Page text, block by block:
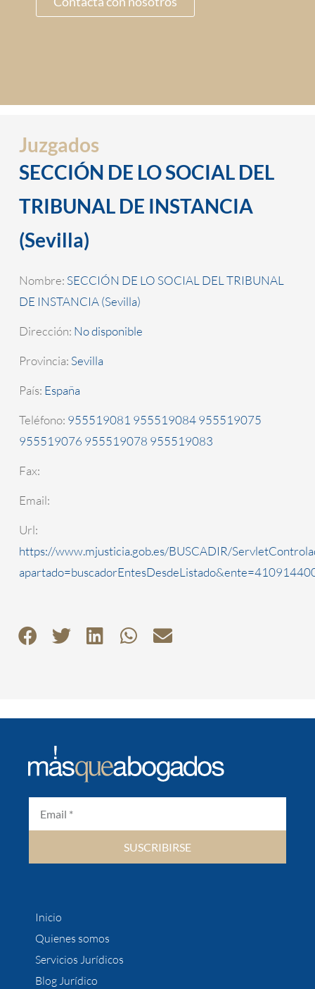
Juzgados
SECCIÓN DE LO SOCIAL DEL
TRIBUNAL DE INSTANCIA
(Sevilla)
Nombre: SECCIÓN DE LO SOCIAL DEL TRIBUNAL
DE INSTANCIA (Sevilla)
Dirección: No disponible
Provincia: Sevilla
País: España
Teléfono: 955519081 955519084 955519075
955519076 955519078 955519083
Fax:
Email:
Url:
https://www.mjusticia.gob.es/BUSCADIR/
SUSCRIBIRSE
Inicio
Quienes somos
Servicios Jurídicos
Blog Jurídico